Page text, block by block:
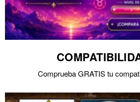
Comprueba GRATIS tu